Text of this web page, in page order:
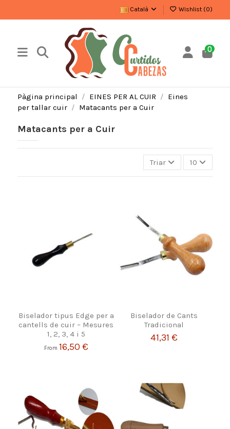
Català Wishlist (0)
0
Pàgina principal EINES PER AL CUIR
Eines
per tallar cuir
Matacants per a Cuir
Matacants per a Cuir
Triar 10
Biselador tipus Edge per a
cantells de cuir – Mesures
1, 2, 3, 4 i 5
From 16,50 €
Biselador de Cants
Tradicional
41,31 €